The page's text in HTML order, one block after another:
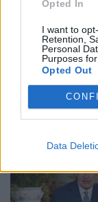
Opted In
I want to
Retention,
Personal
Purposes
Opted Out
Data
Ja kur do t’i
Middleton
mbretërore,